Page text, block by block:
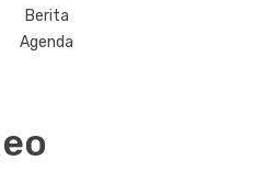
Berita
Agenda